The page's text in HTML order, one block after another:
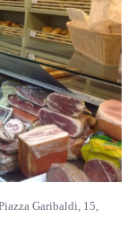
Garibaldi, 15,